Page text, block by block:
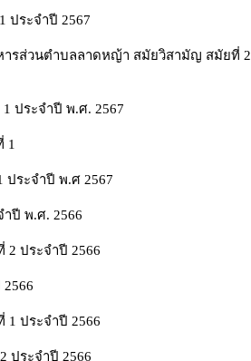
ประจำปี 2567
ารส่วนตำบลลาดหญ้า สมัยวิสามัญ สมัยที่ 2
ประจำปี พ.ศ. 2567
1
ระจำปี พ.ศ 2567
ปี พ.ศ. 2566
ประจำปี 2566
ประจำปี 2566
ประจำปี 2566